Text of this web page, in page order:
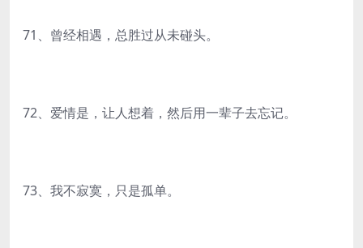
71、曾经相遇，总胜过从未碰头。
72、爱情是，让人想着，然后用一辈子去忘记。
73、我不寂寞，只是孤单。